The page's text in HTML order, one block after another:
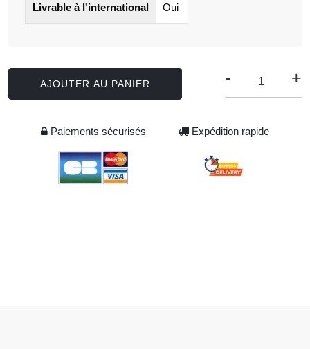
Livrable à l'international Oui
AJOUTER AU PANIER - +
Paiements sécurisés Expédition rapide